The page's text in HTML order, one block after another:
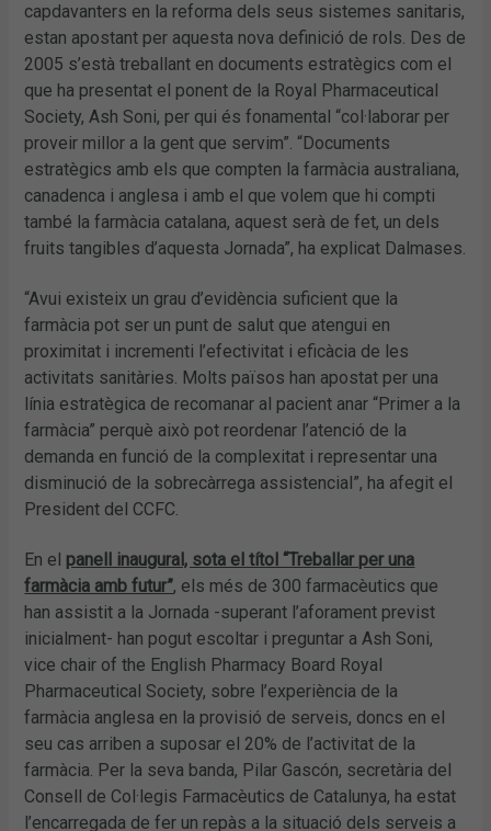
capdavanters en la reforma dels seus sistemes sanitaris,
estan apostant per aquesta nova definició de rols. Des de
2005 s’està treballant en documents estratègics com el
que ha presentat el ponent de la Royal Pharmaceutical
Society, Ash Soni, per qui és fonamental “col·laborar per
proveir millor a la gent que servim”. “Documents
estratègics amb els que compten la farmàcia australiana,
canadenca i anglesa i amb el que volem que hi compti
també la farmàcia catalana, aquest serà de fet, un dels
fruits tangibles d’aquesta Jornada”, ha explicat Dalmases.
“Avui existeix un grau d’evidència suficient que la
farmàcia pot ser un punt de salut que atengui en
proximitat i incrementi l’efectivitat i eficàcia de les
activitats sanitàries. Molts països han apostat per una
línia estratègica de recomanar al pacient anar “Primer a la
farmàcia” perquè això pot reordenar l’atenció de la
demanda en funció de la complexitat i representar una
disminució de la sobrecàrrega assistencial”, ha afegit el
President del CCFC.
En el panell inaugural, sota el títol “Treballar per una
farmàcia amb futur”, els més de 300 farmacèutics que
han assistit a la Jornada -superant l’aforament previst
inicialment- han pogut escoltar i preguntar a Ash Soni,
vice chair of the English Pharmacy Board Royal
Pharmaceutical Society, sobre l’experiència de la
farmàcia anglesa en la provisió de serveis, doncs en el
seu cas arriben a suposar el 20% de l’activitat de la
farmàcia. Per la seva banda, Pilar Gascón, secretària del
Consell de Col·legis Farmacèutics de Catalunya, ha estat
l’encarregada de fer un repàs a la situació dels serveis a